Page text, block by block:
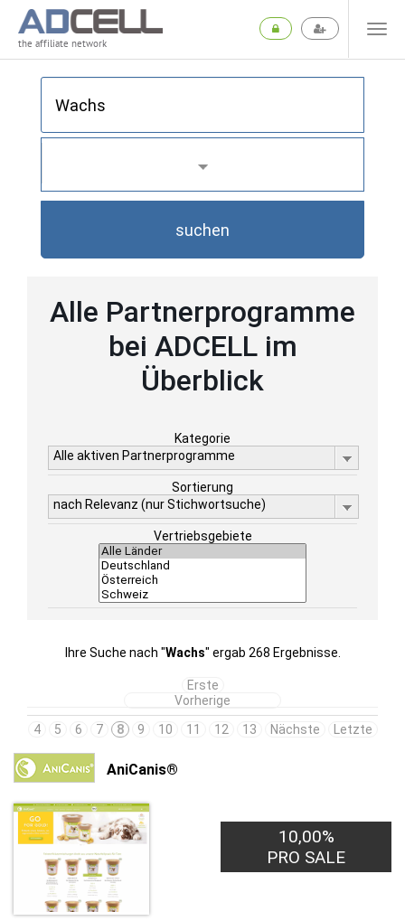
the affiliate network
suchen
Alle Partnerprogramme
bei ADCELL im
Überblick
Kategorie
Alle aktiven Partnerprogramme
Sortierung
nach Relevanz (nur Stichwortsuche)
Vertriebsgebiete
Ihre Suche nach "Wachs" ergab 268 Ergebnisse.
Erste
Vorherige
4
5 6 7 8 9 10 11 12 13 Nächste Letzte
AniCanis®
10,00%
PRO SALE